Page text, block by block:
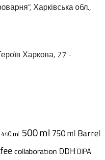
Харківська обл.,
Харкова, 27 -
440 ml 500 ml 750 ml Barrel
collaboration DDH DIPA